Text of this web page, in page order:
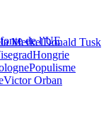
de l’UE
MerkelDonald Tusk
Hongrie
Populisme
Victor Orban